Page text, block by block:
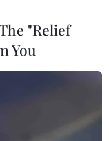
"Relief
You